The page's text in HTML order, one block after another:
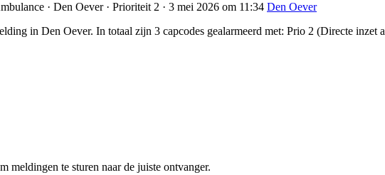
· Den Oever · Prioriteit 2 · 3 mei 2026 om 11:34 Den Oever
in Den Oever. In totaal zijn 3 capcodes gealarmeerd met: Prio 2 (Directe inzet
meldingen te sturen naar de juiste ontvanger.